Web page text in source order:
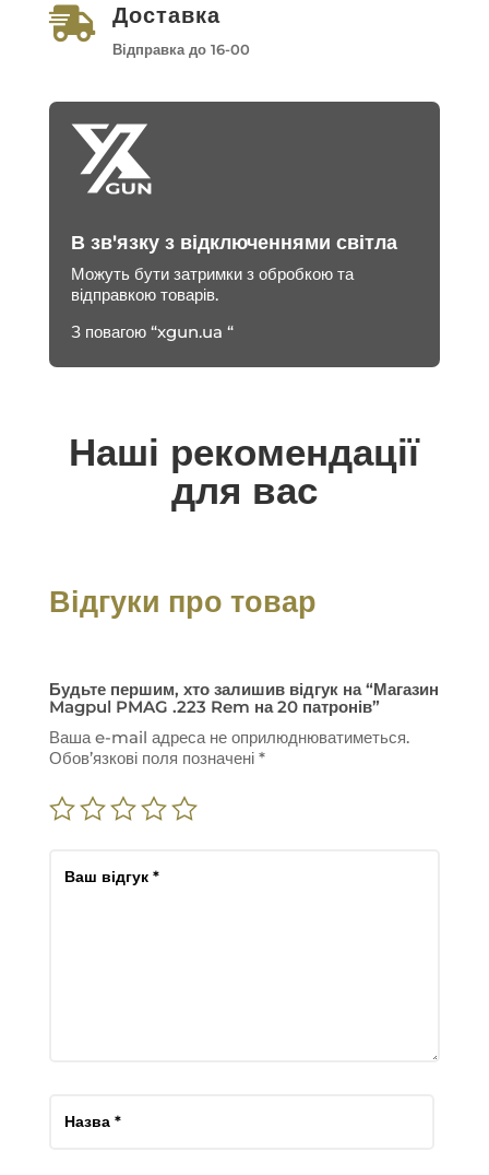
 Доставка
Відправка до 16-00
В зв'язку з відключеннями світла
Можуть бути затримки з обробкою та
відправкою товарів.
З повагою “xgun.ua “
Наші рекомендації
для вас
Відгуки про товар
Будьте першим, хто залишив відгук на “Магазин
Magpul PMAG .223 Rem на 20 патронів”
Ваша e-mail адреса не оприлюднюватиметься.
Обов’язкові поля позначені *